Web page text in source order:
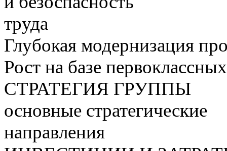
труда
Глубокая модернизация
Рост на базе
СТРАТЕГИЯ ГРУППЫ
основные стратегические
направления